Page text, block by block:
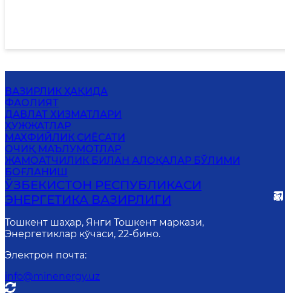
ВАЗИРЛИК ҲАҚИДА
ФАОЛИЯТ
ДАВЛАТ ХИЗМАТЛАРИ
ҲУЖЖАТЛАР
МАХФИЙЛИК СИЁСАТИ
ОЧИҚ МАЪЛУМОТЛАР
ЖАМОАТЧИЛИК БИЛАН АЛОҚАЛАР БЎЛИМИ
БОҒЛАНИШ
ЎЗБЕКИСТОН РЕСПУБЛИКАСИ
ЭНЕРГЕТИКА ВАЗИРЛИГИ
Тошкент шаҳар, Янги Тошкент маркази,
Энергетиклар кўчаси, 22-бино.
Электрон почта:
info@minenergy.uz